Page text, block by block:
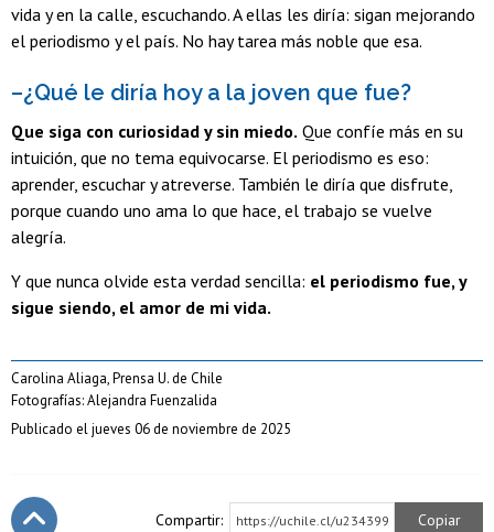
vida y en la calle, escuchando. A ellas les diría: sigan mejorando
el periodismo y el país. No hay tarea más noble que esa.
–¿Qué le diría hoy a la joven que fue?
Que siga con curiosidad y sin miedo. Que confíe más en su
intuición, que no tema equivocarse. El periodismo es eso:
aprender, escuchar y atreverse. También le diría que disfrute,
porque cuando uno ama lo que hace, el trabajo se vuelve
alegría.
Y que nunca olvide esta verdad sencilla: el periodismo fue, y
sigue siendo, el amor de mi vida.
Carolina Aliaga, Prensa U. de Chile
Fotografías: Alejandra Fuenzalida
Publicado el jueves 06 de noviembre de 2025
Compartir: https://uchile.cl/u234399 Copiar